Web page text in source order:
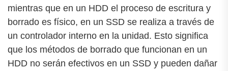
mientras que en un HDD el proceso de escritura y
borrado es físico, en un SSD se realiza a través de
un controlador interno en la unidad. Esto significa
que los métodos de borrado que funcionan en un
HDD no serán efectivos en un SSD y pueden dañar